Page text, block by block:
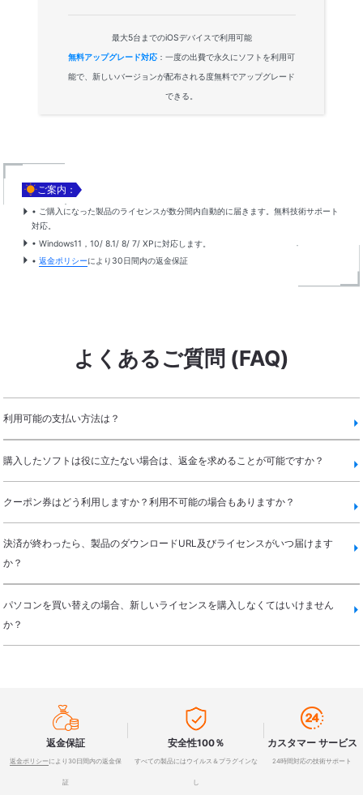
最大5台までのiOSデバイスで利用可能
無料アップグレード対応 ：一度の出費で永久にソフトを利用可
能で、新しいバージョンが配布される度無料でアップグレード
できる。
ご案内：
• ご購入になった製品のライセンスが数分間内自動的に届きます。無料技術サポート
対応。
• Windows11，10/ 8.1/ 8/ 7/ XPに対応します。
• 返金ポリシーにより30日間内の返金保証
よくあるご質問 (FAQ)
利用可能の支払い方法は？
購入したソフトは役に立たない場合は、返金を求めることが可能ですか？
クーポン券はどう利用しますか？利用不可能の場合もありますか？
決済が終わったら、製品のダウンロードURL及びライセンスがいつ届けます
か？
パソコンを買い替えの場合、新しいライセンスを購入しなくてはいけません
か？

返金保証
返金ポリシー により30日間内の返金保
証

安全性100％
すべての製品にはウイルス＆プラグインな
し

カスタマー サービス
24時間対応の技術サポート